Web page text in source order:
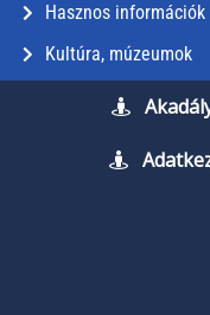
Hasznos információk
Kultúra, múzeumok